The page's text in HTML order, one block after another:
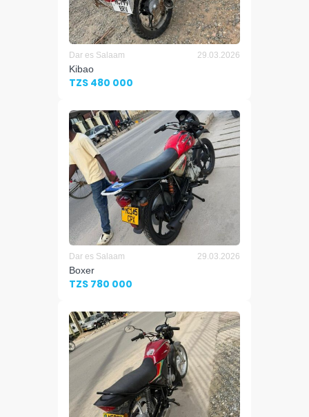
Dar es Salaam 29.03.2026
Kibao
TZS 480 000
Dar es Salaam 29.03.2026
Boxer
TZS 780 000